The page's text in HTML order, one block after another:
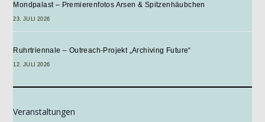
Mondpalast – Premierenfotos Arsen & Spitzenhäubchen
23. JULI 2026
Ruhrtriennale – Outreach-Projekt „Archiving Future“
12. JULI 2026
Veranstaltungen